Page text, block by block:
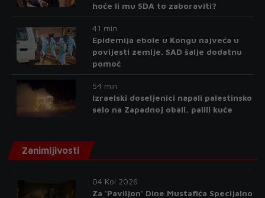
hoće li mu SDA to zaboraviti?
41 min
Epidemija ebole u Kongu najveća u
povijesti zemlje. SAD šalje dodatnu
pomoć
54 min
Izraelski doseljenici napali palestinsko
selo na Zapadnoj obali, palili kuće
Zanimljivosti
04 Kol 2026
Za 'Paviljon' Dine Mustafića Specijalno